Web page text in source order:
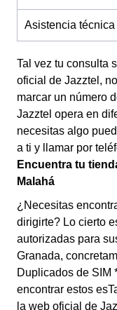
Asistencia técnica
Tal vez tu consulta
oficial de Jazztel,
marcar un número
Jazztel opera en
necesitas algo
a ti y llamar por
Encuentra tu
Malahá
¿Necesitas
dirigirte? Lo cierto
autorizadas para
Granada,
Duplicados de SIM
encontrar estos
la web oficial de